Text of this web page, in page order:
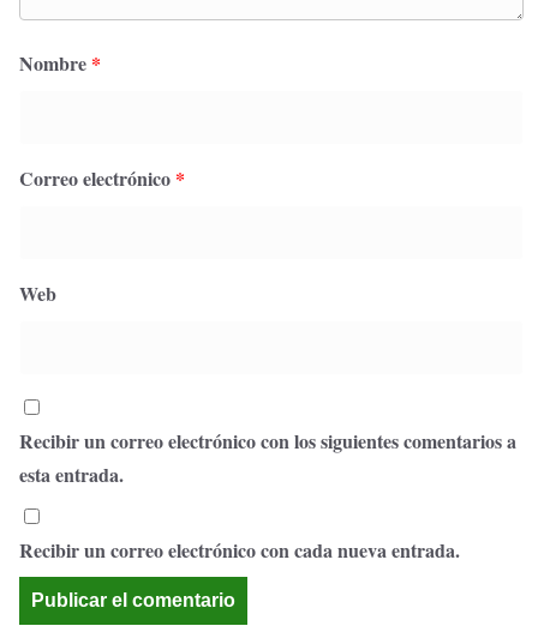
Nombre *
Correo electrónico *
Web
Recibir un correo electrónico con los siguientes comentarios a
esta entrada.
Recibir un correo electrónico con cada nueva entrada.